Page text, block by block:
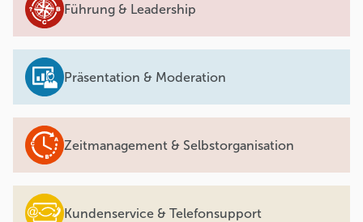
Führung & Leadership
Präsentation & Moderation
Zeitmanagement & Selbstorganisation
Kundenservice & Telefonsupport